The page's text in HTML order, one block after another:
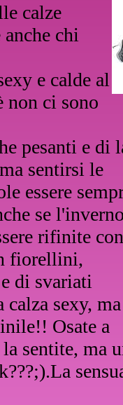
calze
chi
e calde al
non ci sono
pesanti e di
sentirsi le
essere
se
rifinite
fiorellini,
di svariati
sexy,
Osate a
sentite, ma